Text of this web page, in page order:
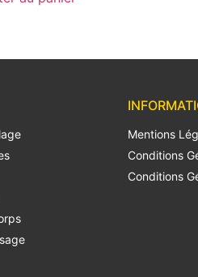
Mentions
Conditions
Conditions